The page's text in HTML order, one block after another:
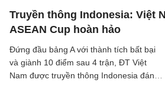
Truyền thông Indonesia: Việt
ASEAN Cup hoàn hảo
Đứng đầu bảng A với thành tích bất bại
và giành 10 điểm sau 4 trận, ĐT Việt
Nam được truyền thông Indonesia đánh